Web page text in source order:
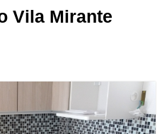
Vila Mirante